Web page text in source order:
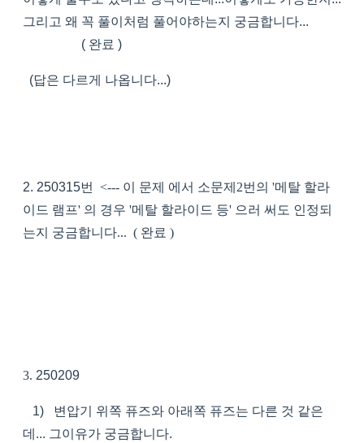
그리고 왜 꼭 풀이처럼 풀어야하는지 궁금합니다...
( 완료 )
(답은 다르게 나옵니다...)
2. 250315번 <--- 이 문제 에서 소문제2번의 '메탈 할라
이드 램프' 의 경우 '메탈 할라이드 등' 으러 써도 인정되
는지 궁금합니다... ( 완료 )
3. 250209
1) 변압기 위쪽 퓨즈와 아래쪽 퓨즈는 다른 것 같은
데... 그이유가 궁금합니다.